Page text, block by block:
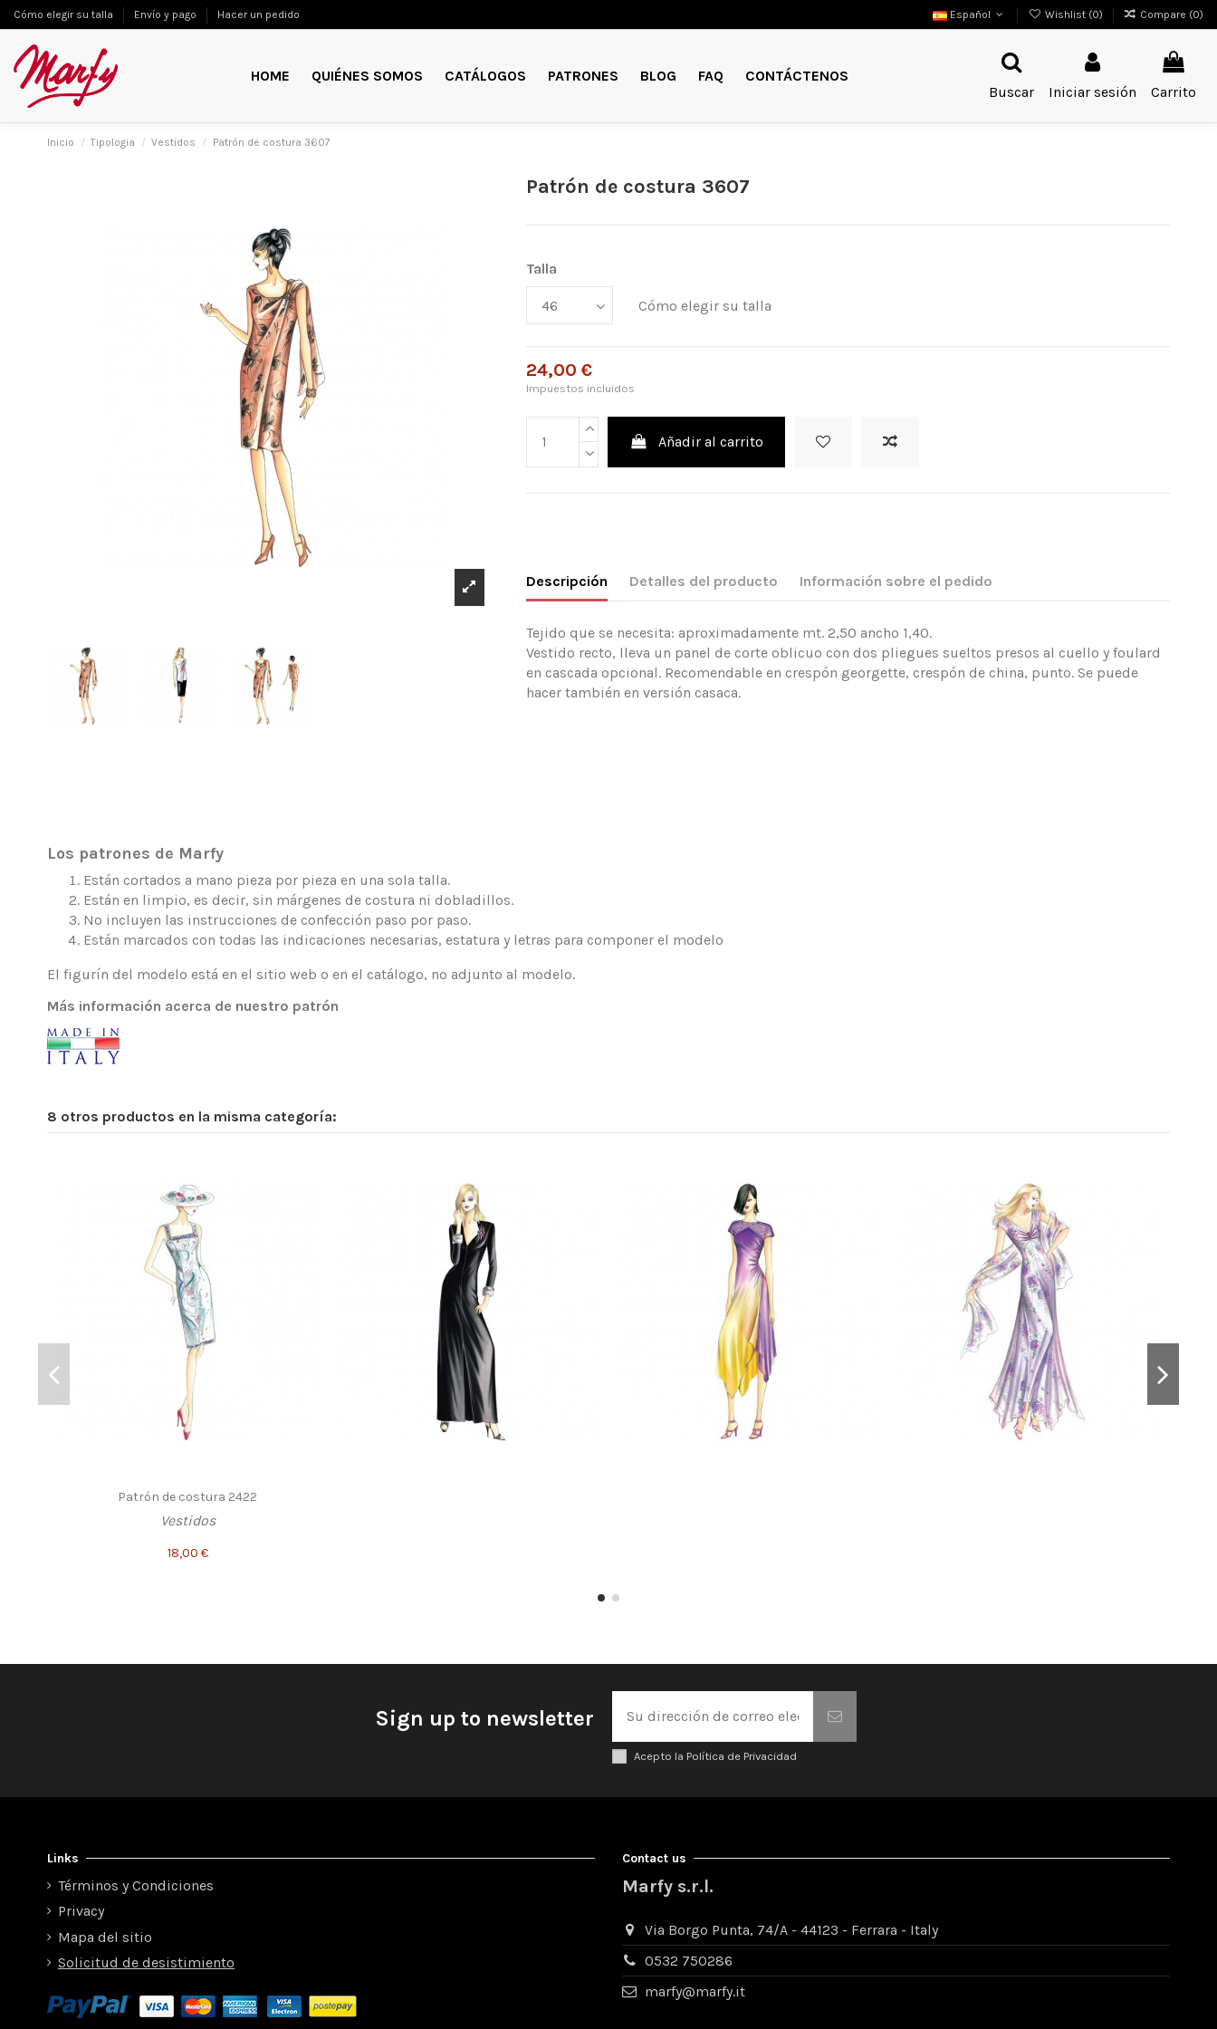
Cómo elegir su talla Envío y pago Hacer un pedido Español Wishlist (0) Compare (0)
HOME QUIÉNES SOMOS CATÁLOGOS PATRONES BLOG FAQ
CONTÁCTENOS
Buscar
Iniciar sesión Carrito
Inicio Tipologia Vestidos Patrón de costura 3607
Patrón de costura 3607
Talla
Cómo elegir su talla
24,00 €
Impuestos incluidos
Añadir al carrito
Descripción Detalles del producto Información sobre el pedido
Tejido que se necesita: aproximadamente mt. 2,50 ancho 1,40.
Vestido recto, lleva un panel de corte oblicuo con dos pliegues sueltos presos al cuello y foulard
en cascada opcional. Recomendable en crespón georgette, crespón de china, punto. Se puede
hacer también en versión casaca.
Los patrones de Marfy
Están cortados a mano pieza por pieza en una sola talla.
Están en limpio, es decir, sin márgenes de costura ni dobladillos.
No incluyen las instrucciones de confección paso por paso.
Están marcados con todas las indicaciones necesarias, estatura y letras para componer el modelo
El figurín del modelo está en el sitio web o en el catálogo, no adjunto al modelo.
Más información acerca de nuestro patrón
8 otros productos en la misma categoría:
Patrón de costura 2422
Vestidos
18,00 €
Sign up to newsletter
Acepto la Política de Privacidad
Links
Términos y Condiciones
Privacy
Mapa del sitio
Solicitud de desistimiento
Contact us
Marfy s.r.l.
Via Borgo Punta, 74/A - 44123 - Ferrara - Italy
0532 750286
marfy@marfy.it